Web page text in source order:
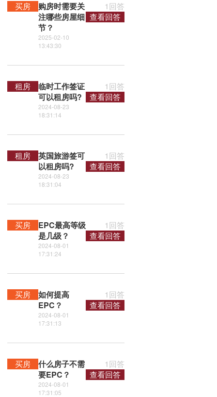
买房
购房时需要关
注哪些房屋细
节？
2025-02-10
13:43:30
1回答
查看回答
租房
临时工作签证
可以租房吗?
2024-08-23
18:31:14
1回答
查看回答
租房
英国旅游签可
以租房吗?
2024-08-23
18:31:04
1回答
查看回答
买房
EPC最高等级
是几级？
2024-08-01
17:31:24
1回答
查看回答
买房
如何提高
EPC？
2024-08-01
17:31:13
1回答
查看回答
买房
什么房子不需
要EPC？
2024-08-01
17:31:05
1回答
查看回答